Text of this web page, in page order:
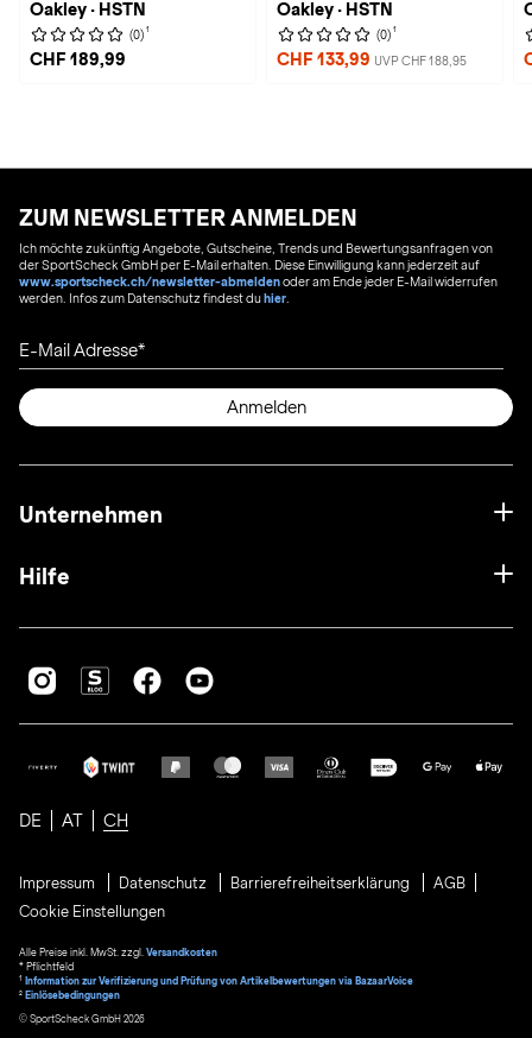
Oakley · HSTN
(0) 1
CHF 189,99
Oakley · HSTN
(0) 1
CHF 133,99 UVP CHF 188,95
ZUM NEWSLETTER ANMELDEN
Ich möchte zukünftig Angebote, Gutscheine, Trends und Bewertungsanfragen von
der SportScheck GmbH per E-Mail erhalten. Diese Einwilligung kann jederzeit auf
www.sportscheck.ch/newsletter-abmeldenoder am Ende jeder E-Mail widerrufen
werden. Infos zum Datenschutz findest duhier
E-Mail Adresse
Anmelden
Unternehmen
Hilfe
DE AT CH
Impressum Datenschutz Barrierefreiheitserklärung
AGB
Cookie Einstellungen
Alle Preise inkl. MwSt. zzgl. Versandkosten
* Pflichtfeld
1
Information zur Verifizierung und Prüfung von Artikelbewertungen via BazaarVoice
² Einlösebedingungen
© SportScheck GmbH 2026